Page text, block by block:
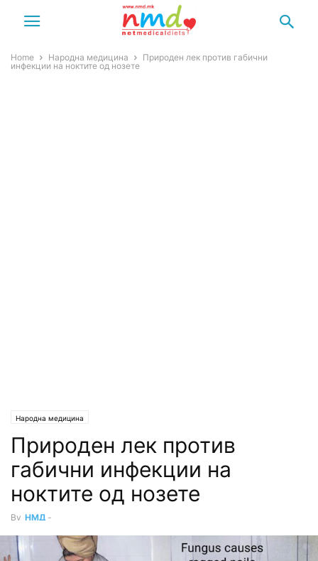
Home Народна медицина
Природен лек против габични
инфекции на ноктите од нозете
Народна медицина
Природен лек против
габични инфекции на
ноктите од нозете
By НМД -